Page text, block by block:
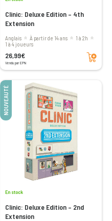
Clinic: Deluxe Edition – 4th
Extension
Anglais à partir de 14 ans
1 à 2h
1 à 4 joueurs
26,99€
Vendu par EPN
Ajouter au panier
NOUVEAUTÉ
En stock
Clinic: Deluxe Edition – 2nd
Extension